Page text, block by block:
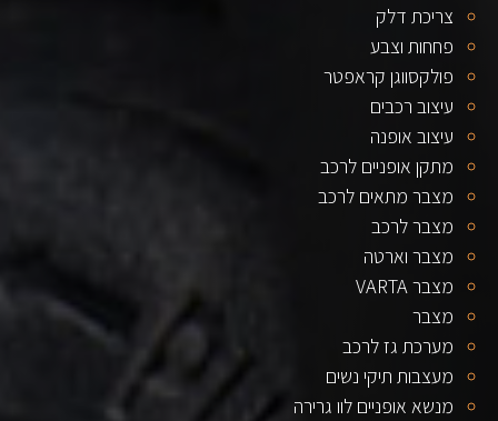
צריכת דלק
פחחות וצבע
פולקסווגן קראפטר
עיצוב רכבים
עיצוב אופנה
מתקן אופניים לרכב
מצבר מתאים לרכב
מצבר לרכב
מצבר וארטה
מצבר VARTA
מצבר
מערכת גז לרכב
מעצבות תיקי נשים
מנשא אופניים לוו גרירה